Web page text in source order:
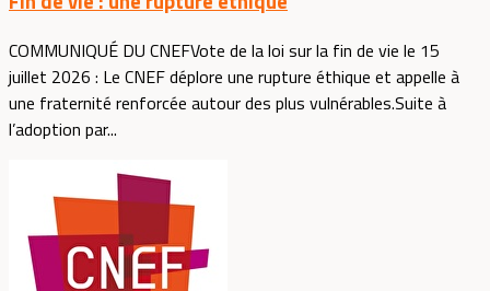
COMMUNIQUÉ DU CNEFVote de la loi sur la fin de vie le 15
juillet 2026 : Le CNEF déplore une rupture éthique et appelle à
une fraternité renforcée autour des plus vulnérables.Suite à
l’adoption par...